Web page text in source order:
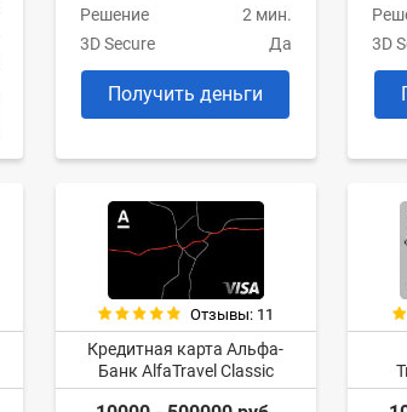
Решение
2 мин.
3D Secure
Да
Получить деньги
3D
Отзывы: 11
Кредитная карта Альфа-
Банк AlfaTravel Classic